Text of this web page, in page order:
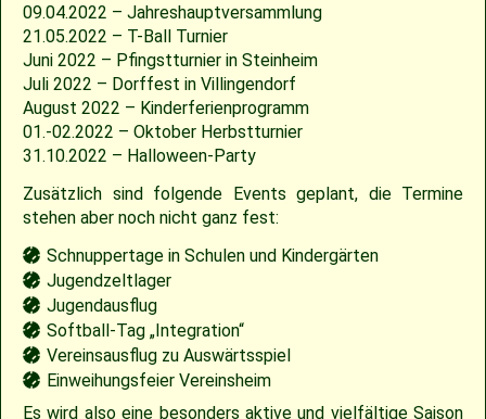
09.04.2022 – Jahreshauptversammlung
21.05.2022 – T-Ball Turnier
Juni 2022 – Pfingstturnier in Steinheim
Juli 2022 – Dorffest in Villingendorf
August 2022 – Kinderferienprogramm
01.-02.2022 – Oktober Herbstturnier
31.10.2022 – Halloween-Party
Zusätzlich sind folgende Events geplant, die Termine
stehen aber noch nicht ganz fest:
Schnuppertage in Schulen und Kindergärten
Jugendzeltlager
Jugendausflug
Softball-Tag „Integration“
Vereinsausflug zu Auswärtsspiel
Einweihungsfeier Vereinsheim
Es wird also eine besonders aktive und vielfältige Saison
2011
2010
2009
2007
Saison 2012
Saison 2011
Saison 2010
Saison 2009